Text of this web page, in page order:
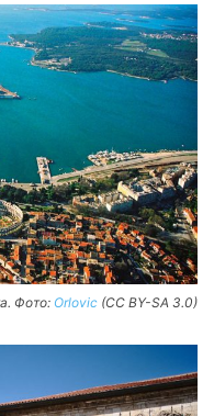
Фото: Orlovic (CC BY-SA 3.0)